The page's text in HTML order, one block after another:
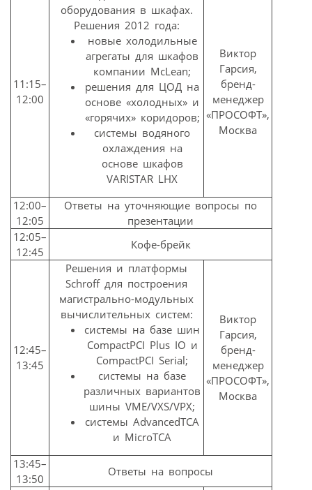
11:15–
12:00
оборудования в шкафах.
Решения 2012 года:
новые холодильные
агрегаты для шкафов
компании McLean;
решения для ЦОД на
основе «холодных» и
«горячих» коридоров;
системы водяного
охлаждения на
основе шкафов
VARISTAR LHX
Виктор
Гарсия,
бренд-
менеджер
«ПРОСОФТ»,
Москва
12:00–
12:05
Ответы на уточняющие вопросы по
презентации
12:05–
12:45
Кофе-брейк
12:45–
13:45
Решения и платформы
Schroff для построения
магистрально-модульных
вычислительных систем:
системы на базе шин
CompactPCI Plus IO и
CompactPCI Serial;
системы на базе
различных вариантов
шины VME/VXS/VPX;
системы AdvancedTCA
и MicroTCA
Виктор
Гарсия,
бренд-
менеджер
«ПРОСОФТ»,
Москва
13:45–
13:50
Ответы на вопросы